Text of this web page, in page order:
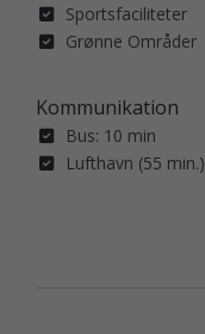
Sportsfaciliteter
Grønne Områder
Kommunikation
Bus: 10 min
Lufthavn (55 min.)